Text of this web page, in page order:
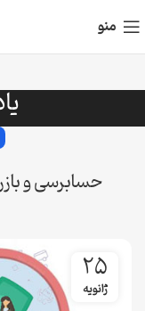
منو
حسابرسی و
25
ژانویه